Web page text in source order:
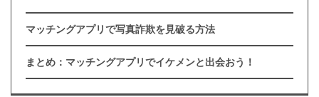
マッチングアプリで写真詐欺を見破る方法
まとめ：マッチングアプリでイケメンと出会おう！